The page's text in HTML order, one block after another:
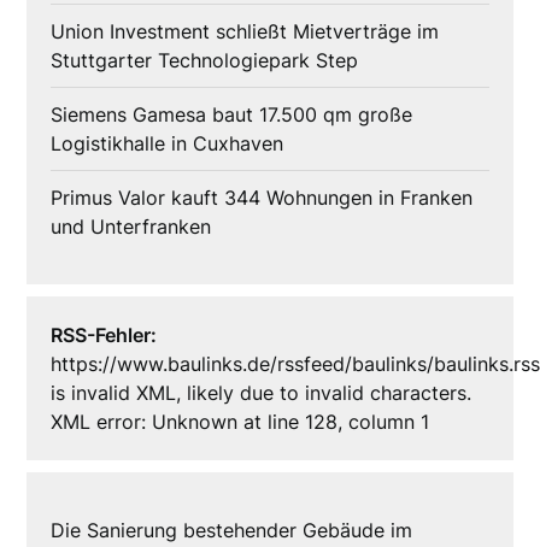
Union Investment schließt Mietverträge im
Stuttgarter Technologiepark Step
Siemens Gamesa baut 17.500 qm große
Logistikhalle in Cuxhaven
Primus Valor kauft 344 Wohnungen in Franken
und Unterfranken
RSS-Fehler:
https://www.baulinks.de/rssfeed/baulinks/baulinks.rss
is invalid XML, likely due to invalid characters.
XML error: Unknown at line 128, column 1
Die Sanierung bestehender Gebäude im